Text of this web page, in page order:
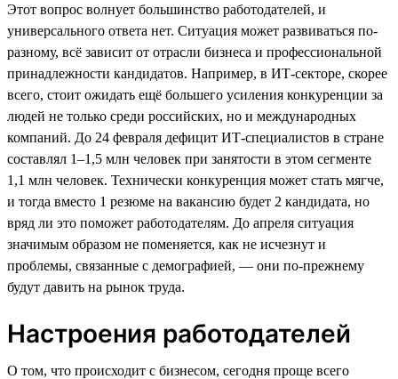
Этот вопрос волнует большинство работодателей, и
универсального ответа нет. Ситуация может развиваться по-
разному, всё зависит от отрасли бизнеса и профессиональной
принадлежности кандидатов. Например, в ИТ-секторе, скорее
всего, стоит ожидать ещё большего усиления конкуренции за
людей не только среди российских, но и международных
компаний. До 24 февраля дефицит ИТ-специалистов в стране
составлял 1–1,5 млн человек при занятости в этом сегменте
1,1 млн человек. Технически конкуренция может стать мягче,
и тогда вместо 1 резюме на вакансию будет 2 кандидата, но
вряд ли это поможет работодателям. До апреля ситуация
значимым образом не поменяется, как не исчезнут и
проблемы, связанные с демографией, — они по-прежнему
будут давить на рынок труда.
Настроения работодателей
О том, что происходит с бизнесом, сегодня проще всего